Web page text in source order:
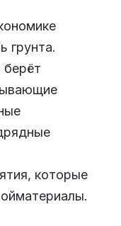
грунта.
берёт
которые